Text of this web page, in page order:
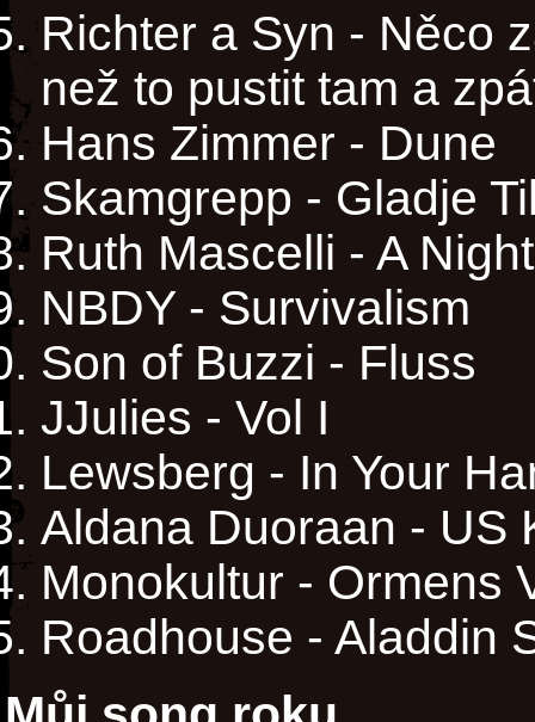
Richter a Syn - Něco
než to pustit tam a
Hans Zimmer - Dune
Skamgrepp - Gladje
Ruth Mascelli - A
NBDY - Survivalism
Son of Buzzi - Fluss
JJulies - Vol I
Lewsberg - In Your
Aldana Duoraan - US
Monokultur - Ormens
Roadhouse - Aladdin